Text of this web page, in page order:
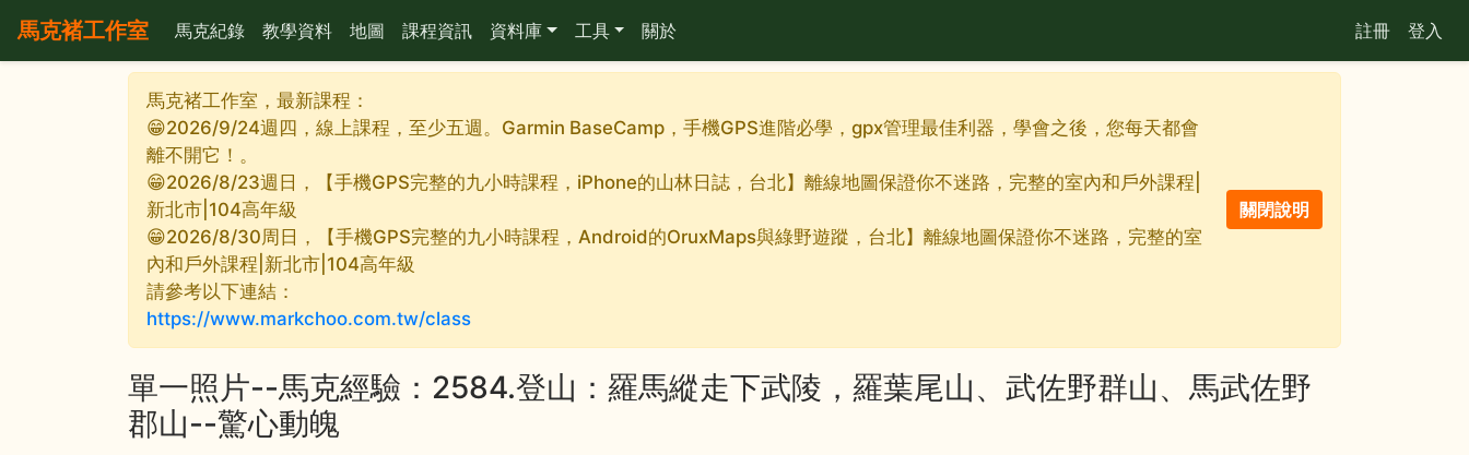
馬克褚工作室 馬克紀錄 教學資料 地圖 課程資訊 資料庫 工具 關於 註冊 登入
馬克褚工作室，最新課程：
😁2026/9/24週四，線上課程，至少五週。Garmin BaseCamp，手機GPS進階必學，gpx管理最佳利器，學會之後，您每天都會
離不開它！。
😁2026/8/23週日，【手機GPS完整的九小時課程，iPhone的山林日誌，台北】離線地圖保證你不迷路，完整的室內和戶外課程|
新北市|104高年級
😁2026/8/30周日，【手機GPS完整的九小時課程，Android的OruxMaps與綠野遊蹤，台北】離線地圖保證你不迷路，完整的室
內和戶外課程|新北市|104高年級
請參考以下連結：
https://www.markchoo.com.tw/class
單一照片--馬克經驗：2584.登山：羅馬縱走下武陵，羅葉尾山、武佐野群山、馬武佐野
郡山--驚心動魄